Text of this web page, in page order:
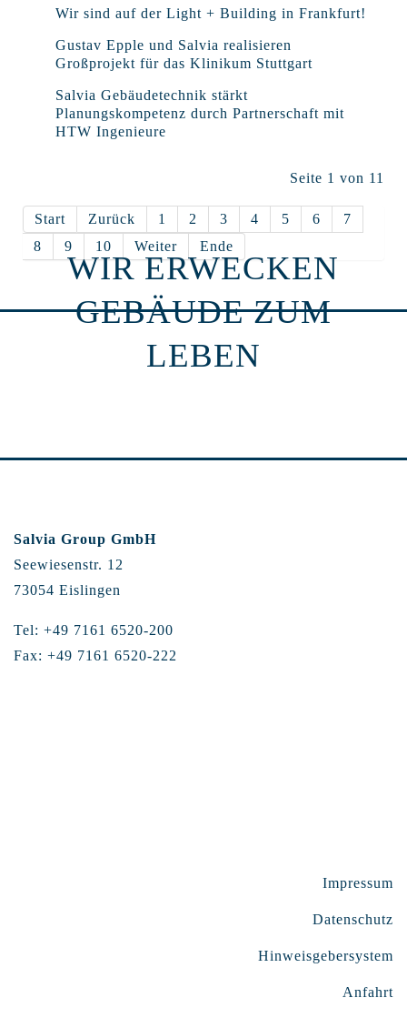
Wir sind auf der Light + Building in Frankfurt!
Gustav Epple und Salvia realisieren
Großprojekt für das Klinikum Stuttgart
Salvia Gebäudetechnik stärkt
Planungskompetenz durch Partnerschaft mit
HTW Ingenieure
Seite 1 von 11
Start Zurück 1 2 3 4 5 6
7
8
9 10 Weiter Ende
WIR ERWECKEN
GEBÄUDE ZUM
LEBEN
Salvia Group GmbH
Seewiesenstr. 12
73054 Eislingen
Tel: +49 7161 6520-200
Fax: +49 7161 6520-222
Impressum
Datenschutz
Hinweisgebersystem
Anfahrt